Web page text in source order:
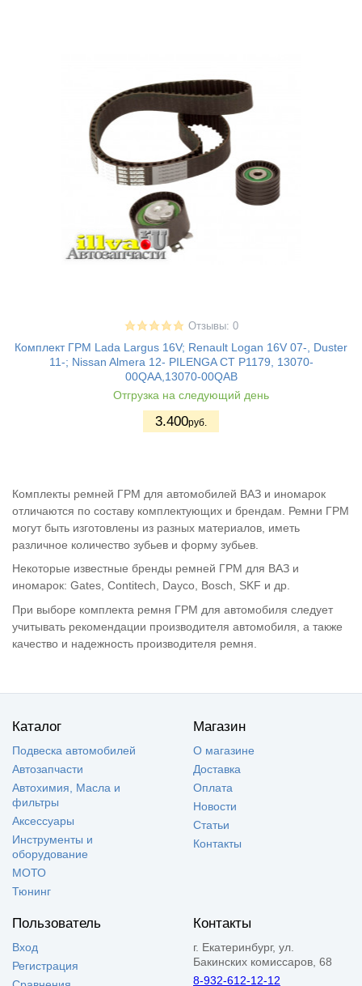
Отзывы: 0
Комплект ГРМ Lada Largus 16V; Renault Logan 16V 07-, Duster
11-; Nissan Almera 12- PILENGA CT P1179, 13070-
00QAA,13070-00QAB
Отгрузка на следующий день
3.400руб.
Комплекты ремней ГРМ для автомобилей ВАЗ и иномарок
отличаются по составу комплектующих и брендам. Ремни ГРМ
могут быть изготовлены из разных материалов, иметь
различное количество зубьев и форму зубьев.
Некоторые известные бренды ремней ГРМ для ВАЗ и
иномарок: Gates, Contitech, Dayco, Bosch, SKF и др.
При выборе комплекта ремня ГРМ для автомобиля следует
учитывать рекомендации производителя автомобиля, а также
качество и надежность производителя ремня.
Каталог
Подвеска автомобилей
Автозапчасти
Автохимия, Масла и
фильтры
Аксессуары
Инструменты и
оборудование
МОТО
Тюнинг
Магазин
О магазине
Доставка
Оплата
Новости
Статьи
Контакты
Пользователь
Вход
Регистрация
Контакты
г. Екатеринбург, ул.
Бакинских комиссаров, 68
8-932-612-12-12